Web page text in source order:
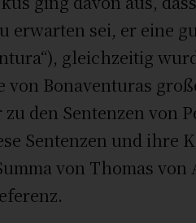
erwarten sei, er eine
gleichzeitig
von Bonaventuras
den Sentenzen von
Sentenzen und ihre
von Thomas von